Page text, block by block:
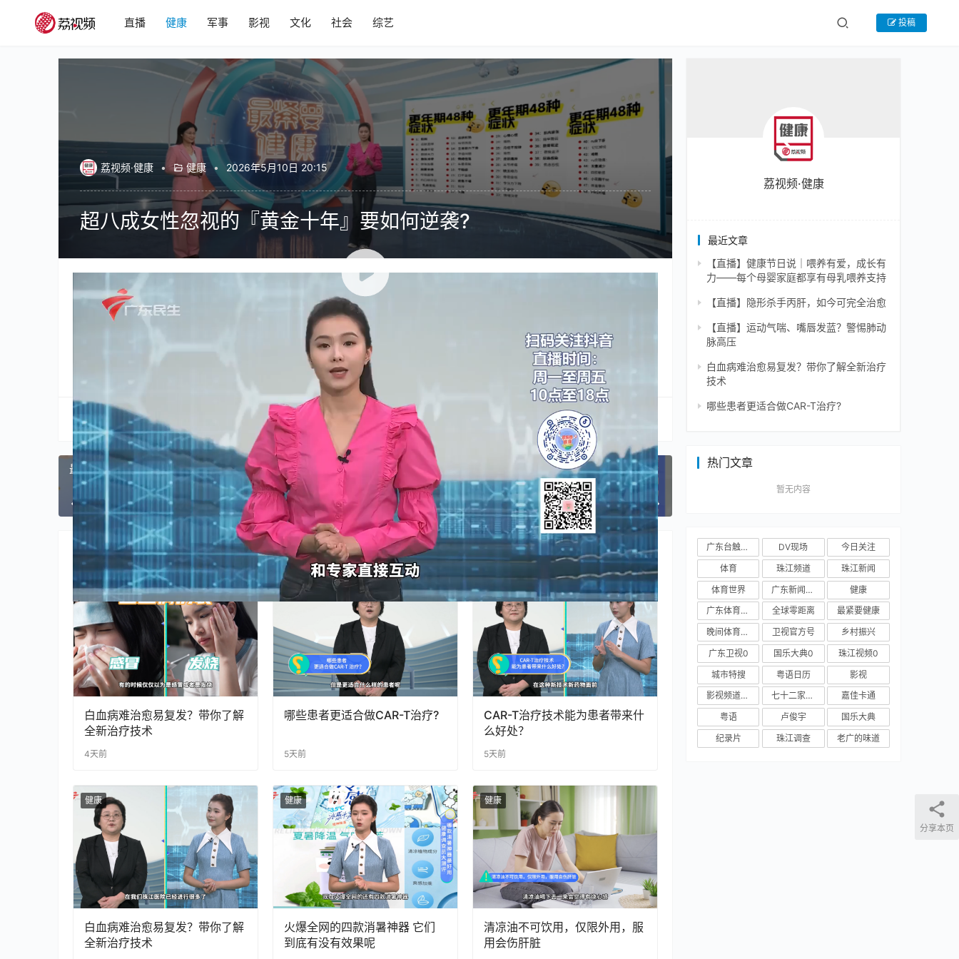
直播 健康 军事 影视 文化 社会 综艺 投稿
荔视频·健康 • 健康 • 2026年5月10日 20:15
超八成女性忽视的『黄金十年』要如何逆袭?
00:00 / 05:05
健康 最紧要健康
赞
分享到:
最紧要健康 20260510
上一篇 2026年5月10日 20:14
请对『更年期』的妈妈好一点
下一篇
2026年5月10日 20:21
相关推荐
健康
白血病难治愈易复发？带你了解
全新治疗技术
4天前
健康
哪些患者更适合做CAR-T治疗?
5天前
健康
CAR-T治疗技术能为患者带来什
么好处？
5天前
健康
白血病难治愈易复发？带你了解
全新治疗技术
健康
火爆全网的四款消暑神器 它们
到底有没有效果呢
健康
清凉油不可饮用，仅限外用，服
用会伤肝脏
荔视频·健康
最近文章
【直播】健康节日说｜喂养有爱，成长有
力——每个母婴家庭都享有母乳喂养支持
【直播】隐形杀手丙肝，如今可完全治愈
【直播】运动气喘、嘴唇发蓝？警惕肺动
脉高压
白血病难治愈易复发？带你了解全新治疗
技术
哪些患者更适合做CAR-T治疗?
热门文章
暂无内容
广东台触电新闻 DV现场
今日关注
体育
珠江频道
珠江新闻
体育世界
广东新闻频道
健康
广东体育频道
全球零距离
最紧要健康
晚间体育新闻
卫视官方号
乡村振兴
广东卫视0
国乐大典0
珠江视频0
城市特搜
粤语日历
影视
影视频道新媒体
七十二家房客
嘉佳卡通
粤语
卢俊宇
国乐大典
纪录片
珠江调查 老广的味道
分享本页